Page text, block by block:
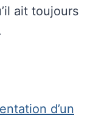
ait toujours
d’un